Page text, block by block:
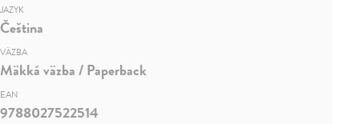
JAZYK
Čeština
VÄZBA
Mäkká väzba / Paperback
EAN
9788027522514